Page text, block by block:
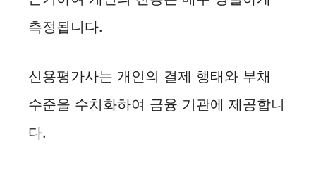
측정됩니다.
신용평가사는 개인의 결제 행태와 부채
수준을 수치화하여 금융 기관에 제공합니
다.